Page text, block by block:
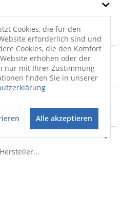
(PP), 25% Polyester ·
Cookies, die für den
erforderlich sind und
Cookies, die den Komfort
erhöhen oder der
nur mit Ihrer Zustimmung
finden Sie in unserer
Alle akzeptieren